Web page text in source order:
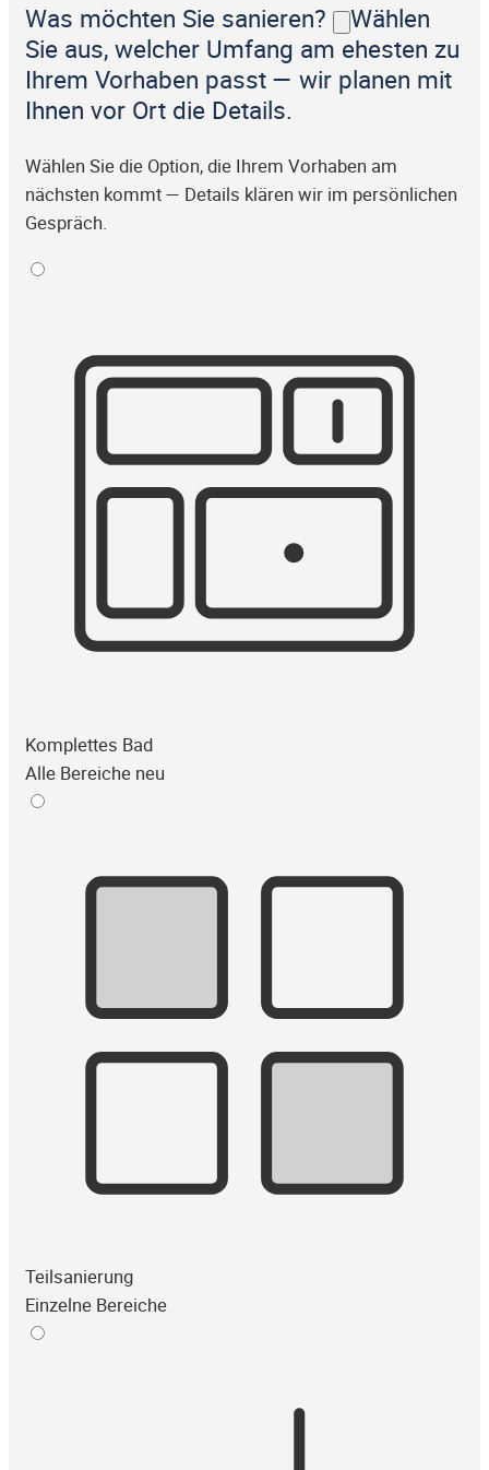
Was möchten Sie sanieren?
Wählen
Sie aus, welcher Umfang am ehesten zu
Ihrem Vorhaben passt — wir planen mit
Ihnen vor Ort die Details.
Wählen Sie die Option, die Ihrem Vorhaben am
nächsten kommt — Details klären wir im persönlichen
Gespräch.
Komplettes Bad
Alle Bereiche neu
Teilsanierung
Einzelne Bereiche